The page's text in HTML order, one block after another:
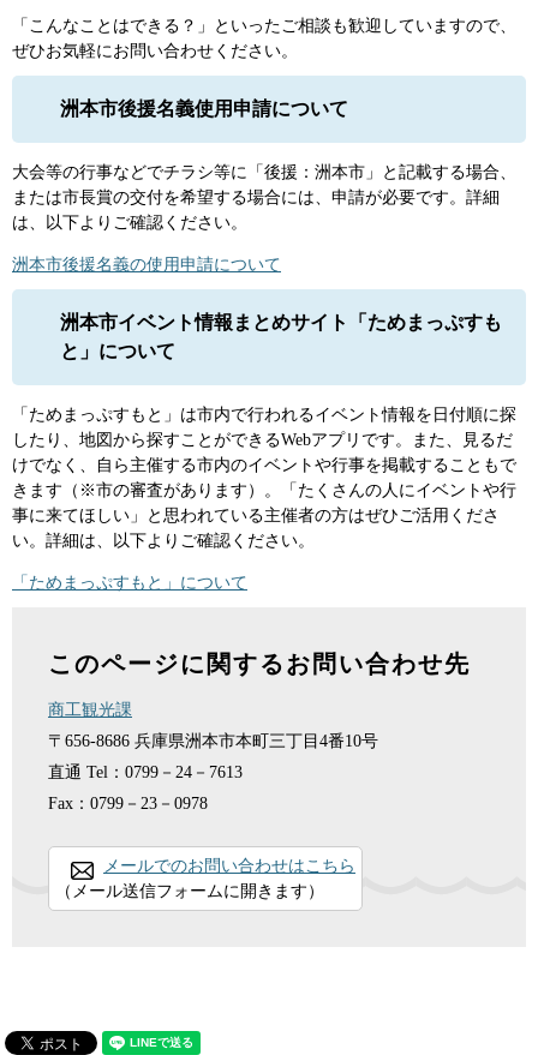
「こんなことはできる？」といったご相談も歓迎していますので、
ぜひお気軽にお問い合わせください。
洲本市後援名義使用申請について
大会等の行事などでチラシ等に「後援：洲本市」と記載する場合、
または市長賞の交付を希望する場合には、申請が必要です。詳細
は、以下よりご確認ください。
洲本市後援名義の使用申請について
洲本市イベント情報まとめサイト「ためまっぷすも
と」について
「ためまっぷすもと」は市内で行われるイベント情報を日付順に探
したり、地図から探すことができるWebアプリです。また、見るだ
けでなく、自ら主催する市内のイベントや行事を掲載することもで
きます（※市の審査があります）。「たくさんの人にイベントや行
事に来てほしい」と思われている主催者の方はぜひご活用くださ
い。詳細は、以下よりご確認ください。
「ためまっぷすもと」について
このページに関するお問い合わせ先
商工観光課
〒656-8686 兵庫県洲本市本町三丁目4番10号
直通 Tel：0799－24－7613
Fax：0799－23－0978
メールでのお問い合わせはこちら
（メール送信フォームに開きます）